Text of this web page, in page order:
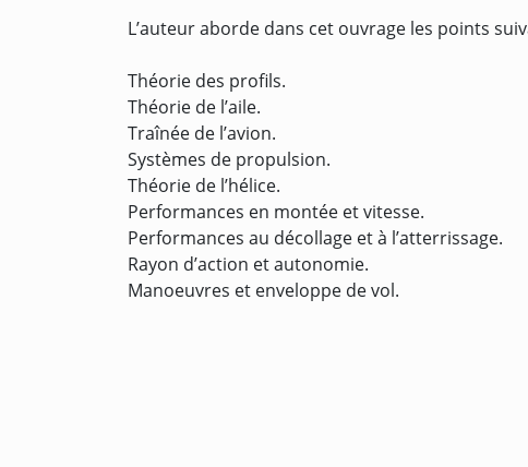
L’auteur aborde dans cet ouvrage les points
Théorie des profils.
Théorie de l’aile.
Traînée de l’avion.
Systèmes de propulsion.
Théorie de l’hélice.
Performances en montée et vitesse.
Performances au décollage et à l’atterrissage.
Rayon d’action et autonomie.
Manoeuvres et enveloppe de vol.